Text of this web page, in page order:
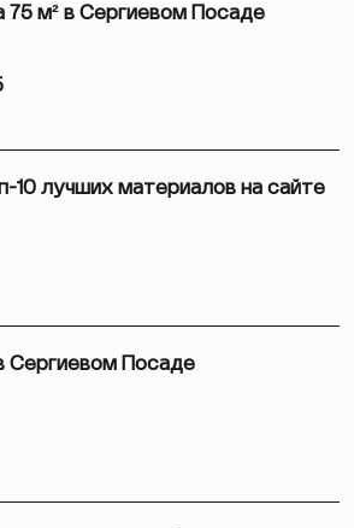
75 м² в Сергиевом Посаде
10 лучших материалов на сайте
Сергиевом Посаде